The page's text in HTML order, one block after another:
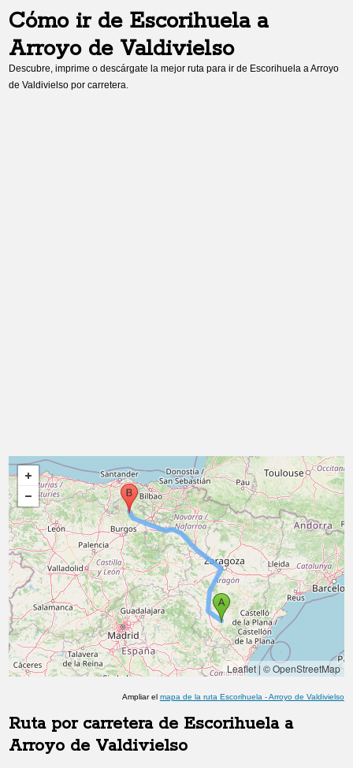
Cómo ir de Escorihuelaa
Arroyo de Valdivielso
Descubre, imprime o descárgate la mejor ruta para ir de Escorihuela aArroyo
de Valdivielso por carretera.
Leaflet| © OpenStreetMap
Ampliar el mapa de la ruta Escorihuela -Arroyo de Valdivielso
Ruta por carretera de Escorihuelaa
Arroyo de Valdivielso